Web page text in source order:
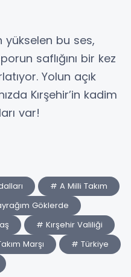
yükselen bu ses,
saflığını bir kez
Yolun açık
Kırşehir’in kadim
var!
# A Milli Takım
Göklerde
# Kırşehir Valiliği
Marşı
# Türkiye